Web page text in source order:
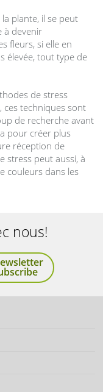
plante, il se peut
à devenir
fleurs, si elle en
élevée, tout type de
de stress
, ces techniques sont
de recherche avant
pour créer plus
réception de
stress peut aussi, à
couleurs dans les
nous!